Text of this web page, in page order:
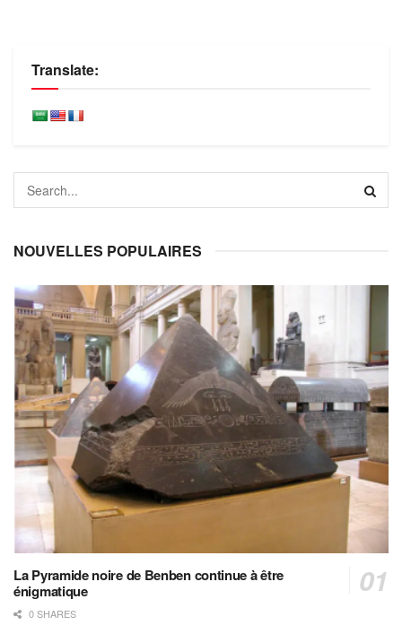
Translate:
NOUVELLES POPULAIRES
La Pyramide noire de Benben continue à être
énigmatique
0 SHARES